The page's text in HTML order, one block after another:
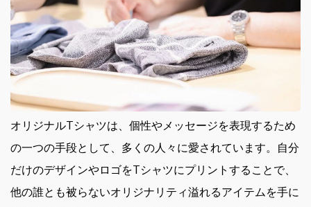
オリジナルTシャツは、個性やメッセージを表現するため
の一つの手段として、多くの人々に愛されています。
自分
だけのデザインやロゴをTシャツにプリントすることで、
他の誰とも被らないオリジナリティ溢れるアイテムを手に